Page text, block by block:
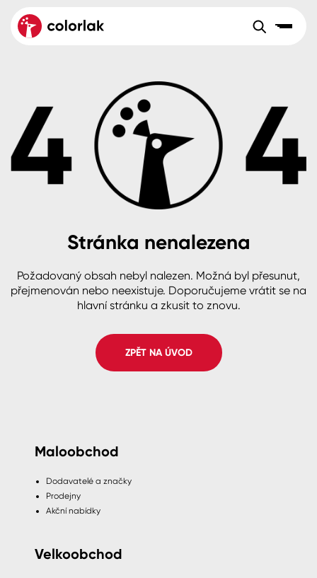
Velkoobchod Sortiment
Aktuality
Reference
O společnosti
B2B +420 800 145 555Po – Pá: 8:00–15:00
Česko
Slovensko Polsko Worldwide
Dřevo
Beton, asfalt, minerální podklady
Plast, sklo, keramika
Stěny
Fasády
Spreje
Colorlak Dekor
Colorlak Profi
Colorlak Pta
Stránka nenalezena
Požadovaný obsah nebyl nalezen. Možná byl přesunut,
přejmenován nebo neexistuje. Doporučujeme vrátit se na
hlavní stránku a zkusit to znovu.
ZPĚT NA ÚVOD
Maloobchod
Dodavatelé a značky
Prodejny
Akční nabídky
Velkoobchod